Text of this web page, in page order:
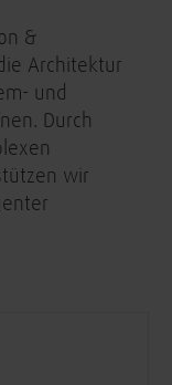
&
Architektur
und
Durch
wir